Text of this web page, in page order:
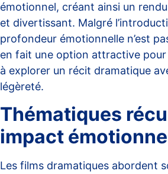
émotionnel, créant ainsi un
et divertissant. Malgré
profondeur émotionnelle n’est
en fait une option attractive
à explorer un récit dramatique
légèreté.
Thématiques
impact
Les films dramatiques abordent